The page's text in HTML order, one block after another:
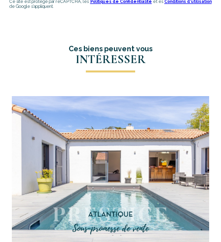
Ce site est protégé par reCAPTCHA, les Politiques de Confidentialité et es Conditions d'utilisation
de Google s'appliquent.
Ces biens peuvent vous
INTÉRESSER
voir le bien